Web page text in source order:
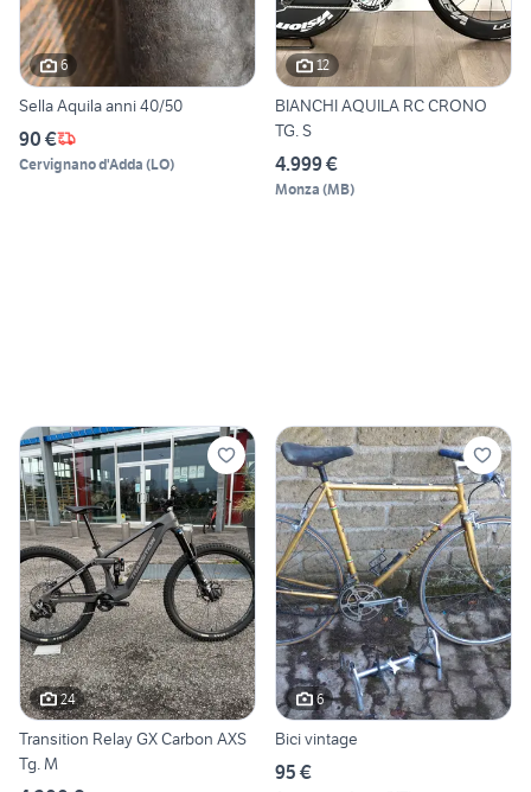
6
Sella Aquila anni 40/50
90 €
Cervignano d'Adda (LO)
12
BIANCHI AQUILA RC CRONO
TG. S
4.999 €
Monza (MB)
24
Transition Relay GX Carbon AXS
Tg. M
6
Bici vintage
95 €